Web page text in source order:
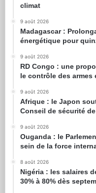
climat
9 août 2026
Madagascar :
énergétique pour
9 août 2026
RD Congo : une
le contrôle des armes
9 août 2026
Afrique : le Japon
Conseil de sécurité de
9 août 2026
Ouganda : le
sein de la force
8 août 2026
Nigéria : les salaires
30% à 80% dès